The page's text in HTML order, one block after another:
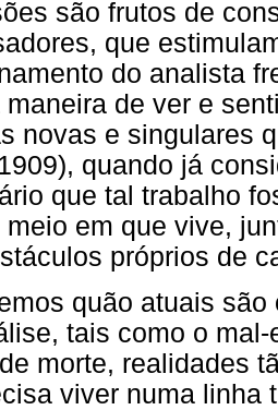
são frutos de
que
do analista
maneira de ver e
novas e singulares
quando já
que tal trabalho
meio em que vive,
próprios de
quão atuais
tais como o
morte, realidades
viver numa linha